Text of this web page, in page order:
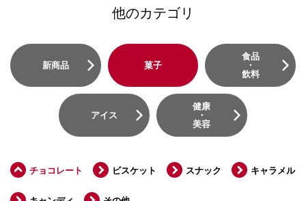
他のカテゴリ
新商品 菓子
食品
・
飲料
アイス
健康
・
美容
チョコレート ビスケット スナック キャラメル